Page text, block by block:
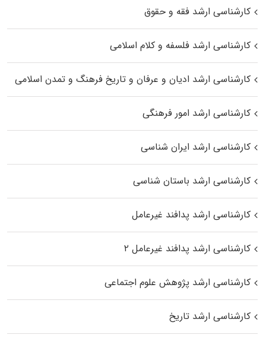
کارشناسی ارشد فقه و حقوق
کارشناسی ارشد فلسفه و کلام اسلامی
کارشناسی ارشد ادیان و عرفان و تاریخ فرهنگ و تمدن اسلامی
کارشناسی ارشد امور فرهنگی
کارشناسی ارشد ایران شناسی
کارشناسی ارشد باستان شناسی
کارشناسی ارشد پدافند غیرعامل
کارشناسی ارشد پدافند غیرعامل ۲
کارشناسی ارشد پژوهش علوم اجتماعی
کارشناسی ارشد تاریخ